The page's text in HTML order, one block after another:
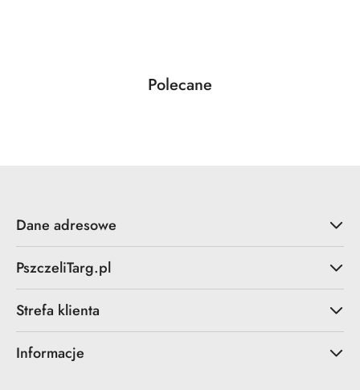
Pomiń karuzelę produktów
Produkty
Polecane
Dane adresowe
PszczeliTarg.pl
Strefa klienta
Informacje